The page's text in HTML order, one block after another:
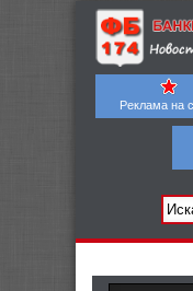
Реклама на